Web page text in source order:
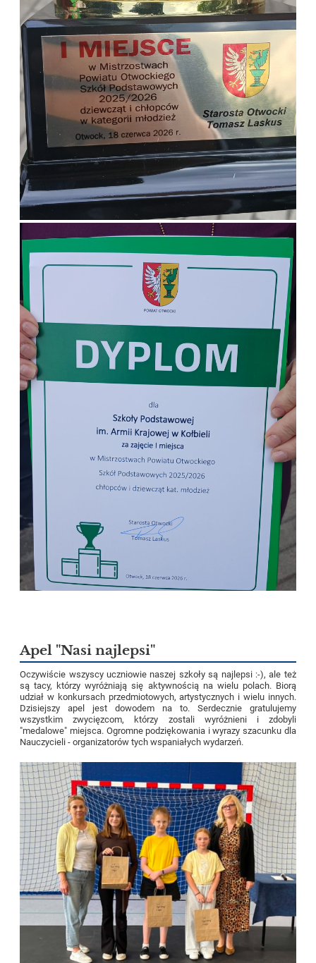
Apel "Nasi najlepsi"
Oczywiście wszyscy uczniowie naszej szkoły są najlepsi :-), ale też
są tacy, którzy wyróżniają się aktywnością na wielu polach. Biorą
udział w konkursach przedmiotowych, artystycznych i wielu innych.
Dzisiejszy apel jest dowodem na to. Serdecznie gratulujemy
wszystkim zwycięzcom, którzy zostali wyróżnieni i zdobyli
"medalowe" miejsca. Ogromne podziękowania i wyrazy szacunku dla
Nauczycieli - organizatorów tych wspaniałych wydarzeń.